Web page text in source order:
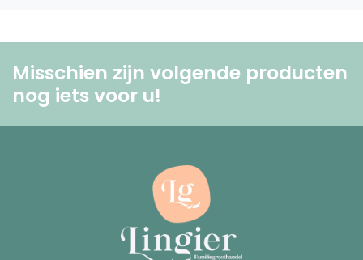
Misschien zijn volgende producten
nog iets voor u! ​